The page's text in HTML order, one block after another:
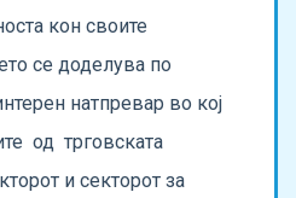
кон своите
се доделува по
натпревар во кој
од трговската
и секторот за